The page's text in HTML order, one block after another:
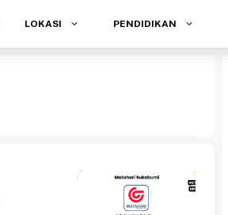
LOKASI PENDIDIKAN